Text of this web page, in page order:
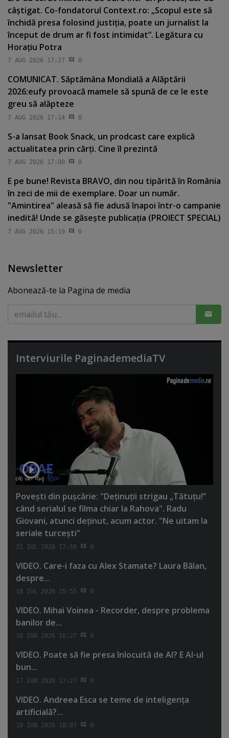
câştigat. Co-fondatorul Context.ro: „Scopul este să
închidă presa folosind justiţia, poate un jurnalist la
început de drum ar fi fost intimidat”. Legătura cu
Horaţiu Potra
7 AUG 2026 17:27 0
COMUNICAT. Săptămâna Mondială a Alăptării
2026:eufy provoacă mamele să spună de ce le este
greu să alăpteze
7 AUG 2026 17:14 0
S-a lansat Book Snack, un prodcast care explică
actualitatea prin cărţi. Cine îl prezintă
7 AUG 2026 17:00 0
E pe bune! Revista BRAVO, din nou tipărită în România
în zeci de mii de exemplare. Doar un număr.
"Amintirea" aleasă să fie adusă înapoi într-o campanie
inedită! Unde se găseşte publicaţia (PROIECT SPECIAL)
7 AUG 2026 15:19 0
Newsletter
Abonează-te la Pagina de media
Interviurile PaginademediaTV
Poveşti din puşcărie: "Deţinuţii strigau „Tătuţu!”
când serialul se filma chiar la Rahova". Radu
Giovani, atunci deţinut, acum actor. "Ne uitam la
seriale turceşti"
21 IUL 2026 17:59 0
VIDEO. Care-i faza cu Alex Stamate? Laura Bălan,
despre...
18 IUL 2026 15:55 0
VIDEO. Mihai Voinea - Recorder, despre problema
banilor de...
18 IUN 2026 16:27 0
VIDEO. Poate să fie presa înlocuită de AI? E AI-ul
bun...
17 IUN 2026 17:27 0
VIDEO. Andreea Esca se teme de inteligenţa
artificială?...
10 IUN 2026 18:07 0